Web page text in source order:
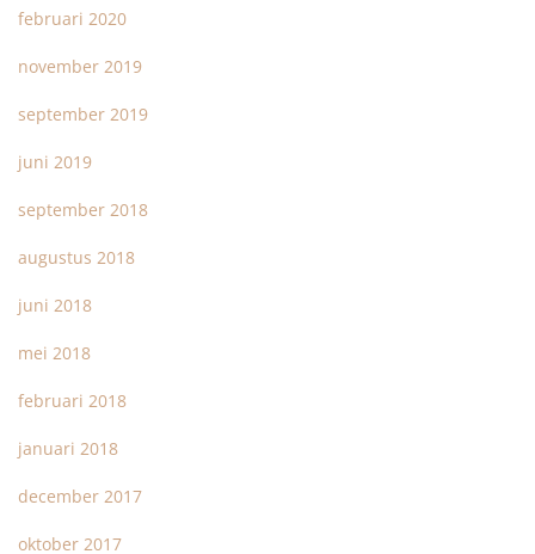
februari 2020
november 2019
september 2019
juni 2019
september 2018
augustus 2018
juni 2018
mei 2018
februari 2018
januari 2018
december 2017
oktober 2017